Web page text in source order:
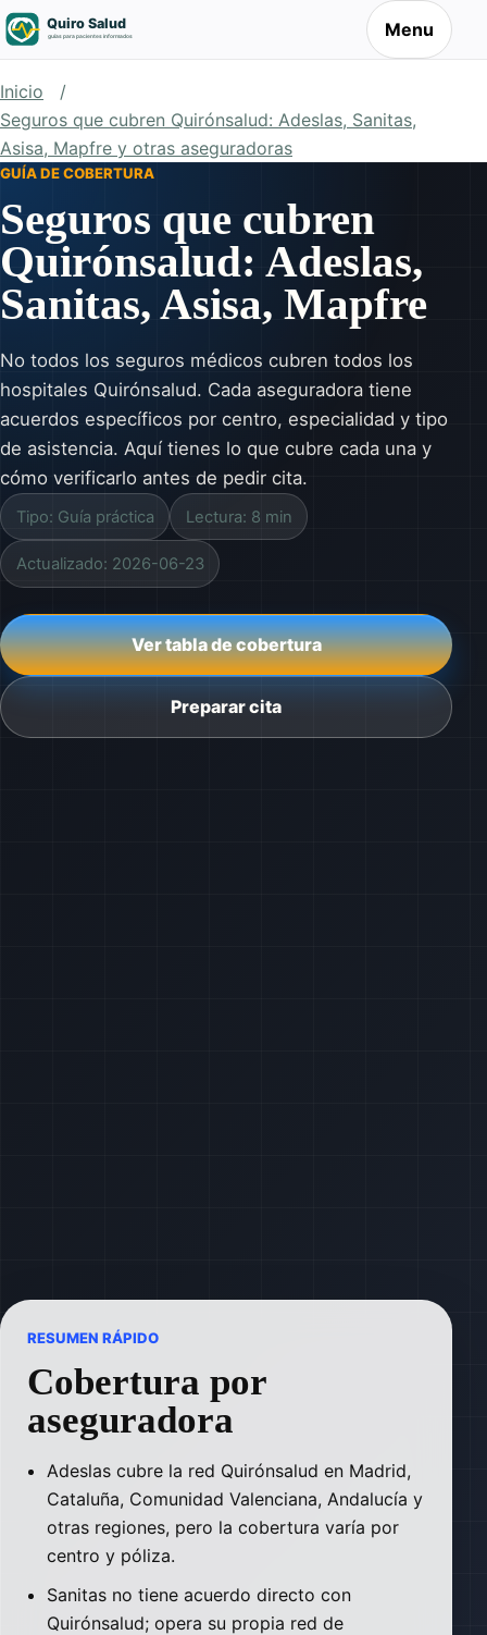
Menu
Inicio
Seguros que cubren Quirónsalud: Adeslas, Sanitas,
Asisa, Mapfre y otras aseguradoras
GUÍA DE COBERTURA
Seguros que cubren
Quirónsalud: Adeslas,
Sanitas, Asisa, Mapfre
No todos los seguros médicos cubren todos los
hospitales Quirónsalud. Cada aseguradora tiene
acuerdos específicos por centro, especialidad y tipo
de asistencia. Aquí tienes lo que cubre cada una y
cómo verificarlo antes de pedir cita.
Tipo: Guía práctica Lectura: 8 min
Actualizado: 2026-06-23
Ver tabla de cobertura
Preparar cita
RESUMEN RÁPIDO
Cobertura por
aseguradora
Adeslas cubre la red Quirónsalud en Madrid,
Cataluña, Comunidad Valenciana, Andalucía y
otras regiones, pero la cobertura varía por
centro y póliza.
Sanitas no tiene acuerdo directo con
Quirónsalud; opera su propia red de